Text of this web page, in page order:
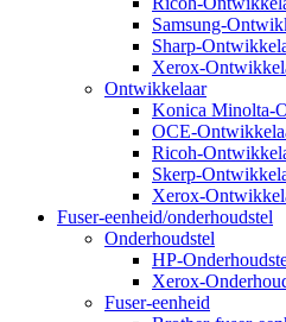
Samsung-
Sharp-
Xerox-
Ontwikkelaar
Konica Minolta-
OCE-
Ricoh-
Skerp-
Xerox-
Fuser-eenheid/onderhoudstel
Onderhoudstel
HP-
Xerox-
Fuser-eenheid